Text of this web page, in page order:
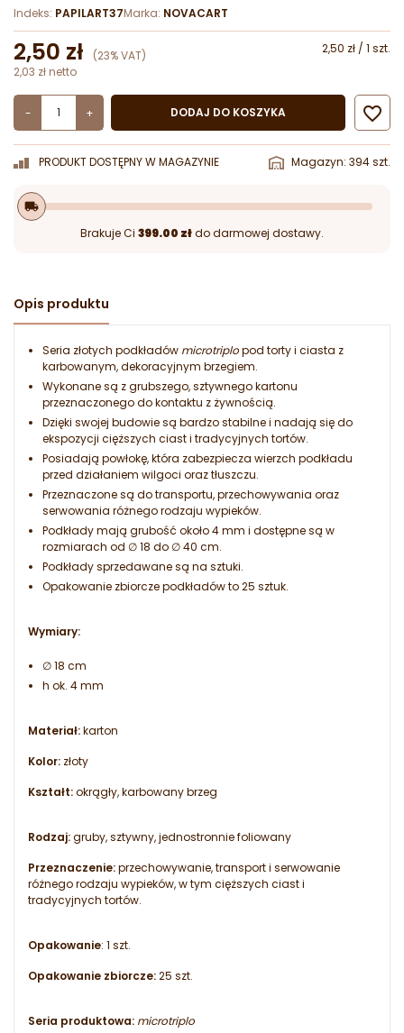
Indeks: PAPILART37Marka: NOVACART
2,50 zł (23% VAT)
2,50 zł / 1 szt.
2,03 zł netto
- + DODAJ DO KOSZYKA 
PRODUKT DOSTĘPNY W MAGAZYNIE Magazyn: 394 szt.
local_shipping
Brakuje Ci 399.00 złdo darmowej dostawy.
Opis produktu
Seria złotych podkładów microtriplopod torty i ciasta z
karbowanym, dekoracyjnym brzegiem.
Wykonane są z grubszego, sztywnego kartonu
przeznaczonego do kontaktu z żywnością.
Dzięki swojej budowie są bardzo stabilne i nadają się do
ekspozycji cięższych ciast i tradycyjnych tortów.
Posiadają powłokę, która zabezpiecza wierzch podkładu
przed działaniem wilgoci oraz tłuszczu.
Przeznaczone są do transportu, przechowywania oraz
serwowania różnego rodzaju wypieków.
Podkłady mają grubość około 4 mm i dostępne są w
rozmiarach od ∅ 18 do ∅ 40 cm.
Podkłady sprzedawane są na sztuki.
Opakowanie zbiorcze podkładów to 25 sztuk.
Wymiary:
∅ 18 cm
h ok. 4 mm
Materiał:karton
Kolor: złoty
Kształt:okrągły, karbowany brzeg
Rodzaj:gruby, sztywny, jednostronnie foliowany
Przeznaczenie:przechowywanie, transport i serwowanie
różnego rodzaju wypieków, w tym cięższych ciast i
tradycyjnych tortów.
Opakowanie: 1 szt.
Opakowanie zbiorcze:25 szt.
Seria produktowa: microtriplo